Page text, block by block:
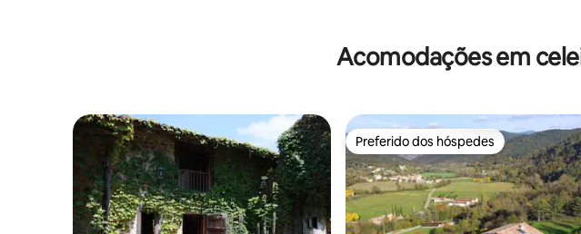
Acomodações em
Preferido dos hóspedes
Preferido dos hóspedes